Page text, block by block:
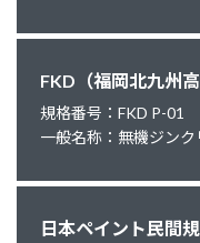
FKD（福岡北九州高
規格番号：FKD P-01
一般名称：無機ジン
日本ペイント民間